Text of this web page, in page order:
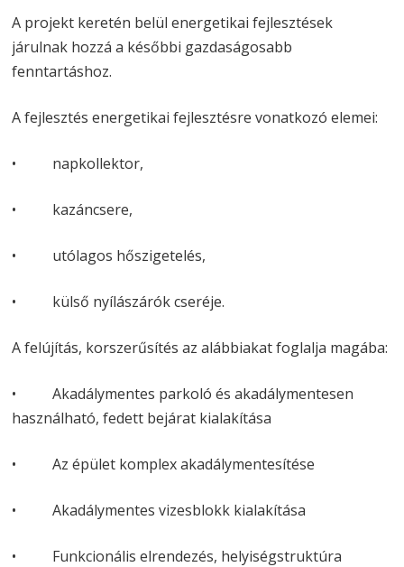
A projekt keretén belül energetikai fejlesztések
járulnak hozzá a későbbi gazdaságosabb
fenntartáshoz.
A fejlesztés energetikai fejlesztésre vonatkozó elemei:
• napkollektor,
• kazáncsere,
• utólagos hőszigetelés,
• külső nyílászárók cseréje.
A felújítás, korszerűsítés az alábbiakat foglalja magába:
• Akadálymentes parkoló és akadálymentesen
használható, fedett bejárat kialakítása
• Az épület komplex akadálymentesítése
• Akadálymentes vizesblokk kialakítása
• Funkcionális elrendezés, helyiségstruktúra